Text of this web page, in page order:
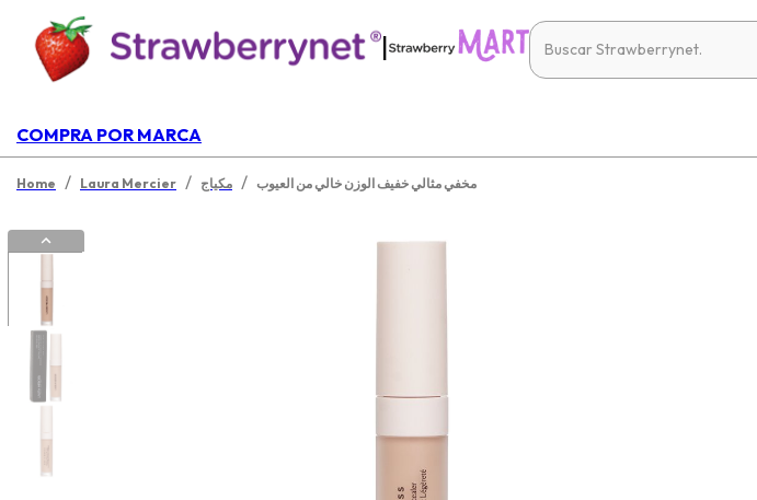
|
COMPRA POR MARCA
Home / Laura Mercier / مكياج / مخفي مثالي خفيف الوزن خالي من العيوب